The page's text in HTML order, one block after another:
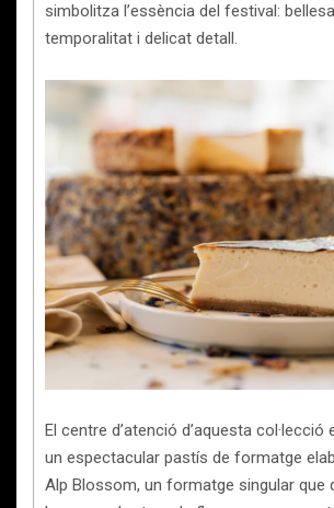
simbolitza l’essència del festival:
temporalitat i delicat detall.
El centre d’atenció d’aquesta col·lecció
un espectacular pastís de formatge
Alp Blossom, un formatge singular que